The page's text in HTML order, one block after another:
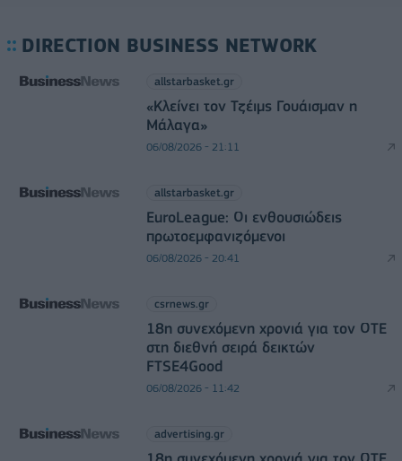
DIRECTION BUSINESS NETWORK
allstarbasket.gr
«Κλείνει τον Τζέιμς Γουάισμαν η
Μάλαγα»
06/08/2026 - 21:11
allstarbasket.gr
EuroLeague: Οι ενθουσιώδεις
πρωτοεμφανιζόμενοι
06/08/2026 - 20:41
csrnews.gr
18η συνεχόμενη χρονιά για τον ΟΤΕ
στη διεθνή σειρά δεικτών
FTSE4Good
06/08/2026 - 11:42
advertising.gr